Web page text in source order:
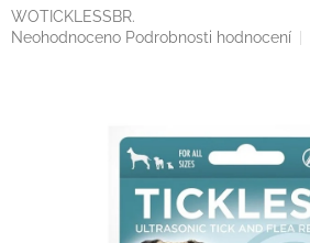
WOTICKLESSBR.
Průměrné
Neohodnoceno Podrobnosti hodnocení